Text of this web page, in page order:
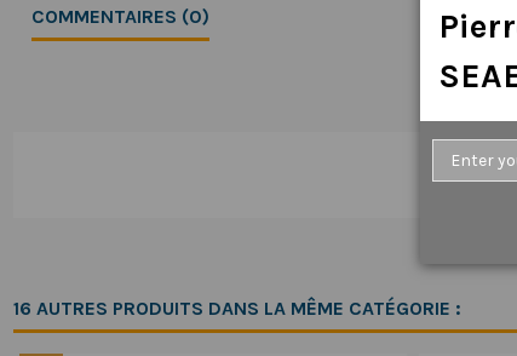
COMMENTAIRES (0)
16 AUTRES PRODUITS DANS LA MÊME CATÉGORIE :